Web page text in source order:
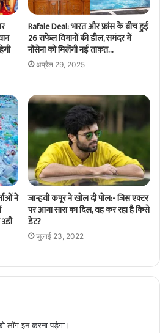
Rafale Deal: भारत और फ्रांस के बीच हुई
26 राफेल विमानों की डील, समंदर में
नौसेना को मिलेंगी नई ताक़त…
अप्रैल 29, 2025
ने
जान्हवी कपूर ने खोल दी पोल:- जिस एक्टर
पर आया सारा का दिल, वह कर रहा है किसे
डेट?
जुलाई 23, 2022
लॉग इनकरना पड़ेगा।